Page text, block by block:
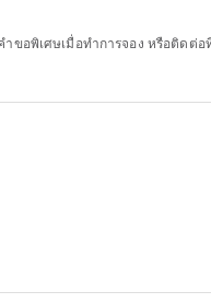
ขอพิเศษเมื่อทำการจอง หรือติด